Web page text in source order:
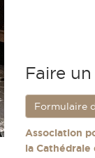
Faire
Formulaire
Association
la Cathédrale